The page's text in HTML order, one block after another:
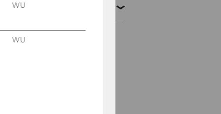
2022
WU
WU